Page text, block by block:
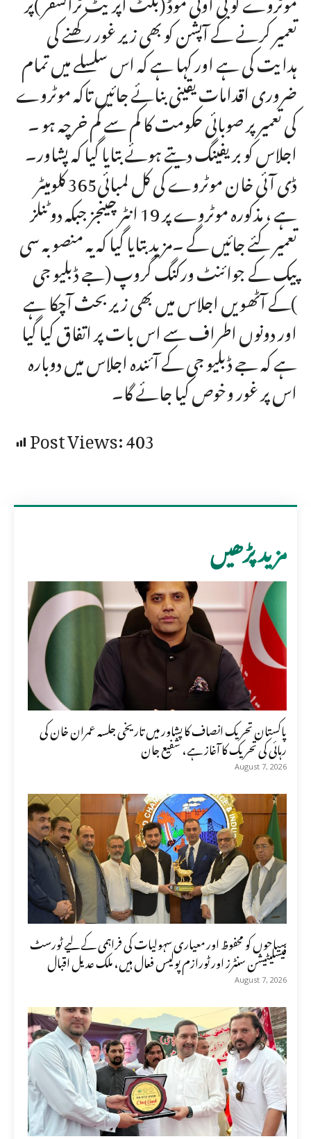
تعمیر کرنے کے آپشن کو بھی زیر غور رکھنے کی
ہدایت کی ہے اور کہا ہے کہ اس سلسلے میں تمام
ضروری اقدامات یقینی بنائے جائیں تاکہ موٹروے
کی تعمیر پر صوبائی حکومت کا کم سے کم خرچہ ہو ۔
اجلاس کو بریفینگ دیتے ہوئے بتایا گیا کہ پشاور۔
ڈی آئی خان موٹروے کی کل لمبائی365 کلومیٹر
ہے ، مذکورہ موٹروے پر 19 انٹر چینجز جبکہ دوٹنلز
تعمیر کئے جائیں گے ۔مزید بتایا گیا کہ یہ منصوبہ سی
پیک کے جوائنٹ ورکنگ گروپ (جے ڈبلیو جی
)کے آٹھویں اجلاس میں بھی زیر بحث آچکا ہے
اور دونوں اطراف سے اس بات پر اتفاق کیا گیا
ہے کہ جے ڈبلیو جی کے آئندہ اجلاس میں دوبارہ
اس پر غور وخوص کیا جائے گا۔
Post Views:403
مزید پڑھیں
پاکستان تحریک انصاف کا پشاور میں تاریخی جلسہ عمران خان کی
رہائی کی تحریک کا آغاز ہے، شفیع جان
August 7, 2026
سیاحوں کو محفوظ اور معیاری سہولیات کی فراہمی کے لیے ٹورسٹ
فیسلیٹیشن سنٹرز اور ٹورازم پولیس فعال ہیں، ملک عدیل اقبال
August 7, 2026